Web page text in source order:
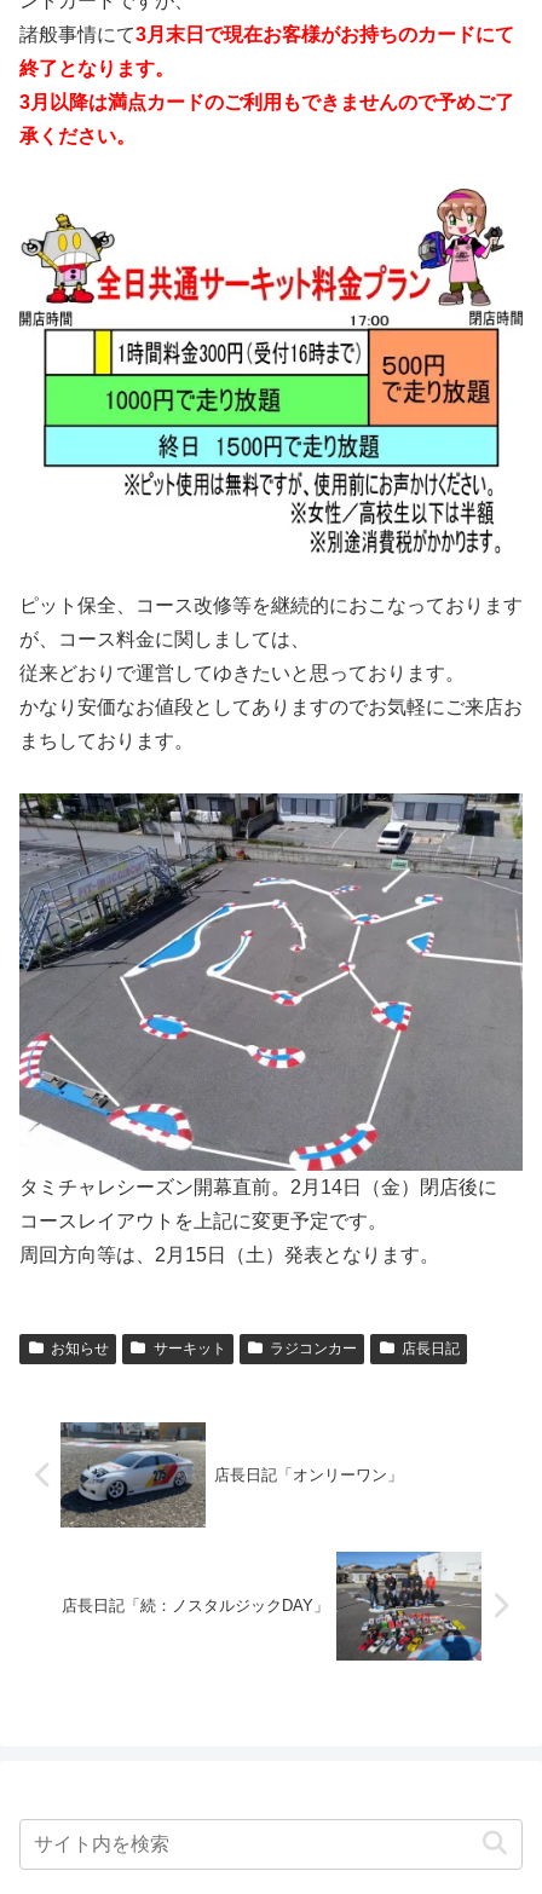
諸般事情にて3月末日で現在お客様がお持ちのカードにて
終了となります。
3月以降は満点カードのご利用もできませんので予めご了
承ください。
ピット保全、コース改修等を継続的におこなっております
が、コース料金に関しましては、
従来どおりで運営してゆきたいと思っております。
かなり安価なお値段としてありますのでお気軽にご来店お
まちしております。
タミチャレシーズン開幕直前。2月14日（金）閉店後に
コースレイアウトを上記に変更予定です。
周回方向等は、2月15日（土）発表となります。
お知らせ サーキット ラジコンカー 店長日記
店長日記「オンリーワン」
店長日記「続：ノスタルジックDAY」